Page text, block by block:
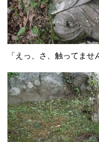
「えっ、さ、触ってま